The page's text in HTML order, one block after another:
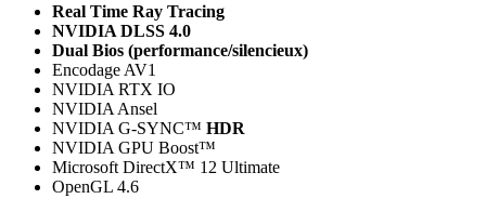
Real Time Ray Tracing
NVIDIA DLSS 4.0
Dual Bios (performance/silencieux)
Encodage AV1
NVIDIA RTX IO
NVIDIA Ansel
NVIDIA G-SYNC™ HDR
NVIDIA GPU Boost™
Microsoft DirectX™ 12 Ultimate
OpenGL 4.6